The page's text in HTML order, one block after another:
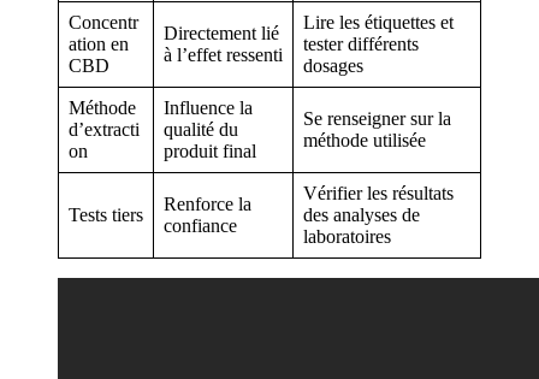
Concentr
ation en
CBD
Directement lié
à l’effet ressenti
Lire les étiquettes et
tester différents
dosages
Méthode
d’extracti
on
Influence la
qualité du
produit final
Se renseigner sur la
méthode utilisée
Tests tiers
Renforce la
confiance
Vérifier les résultats
des analyses de
laboratoires